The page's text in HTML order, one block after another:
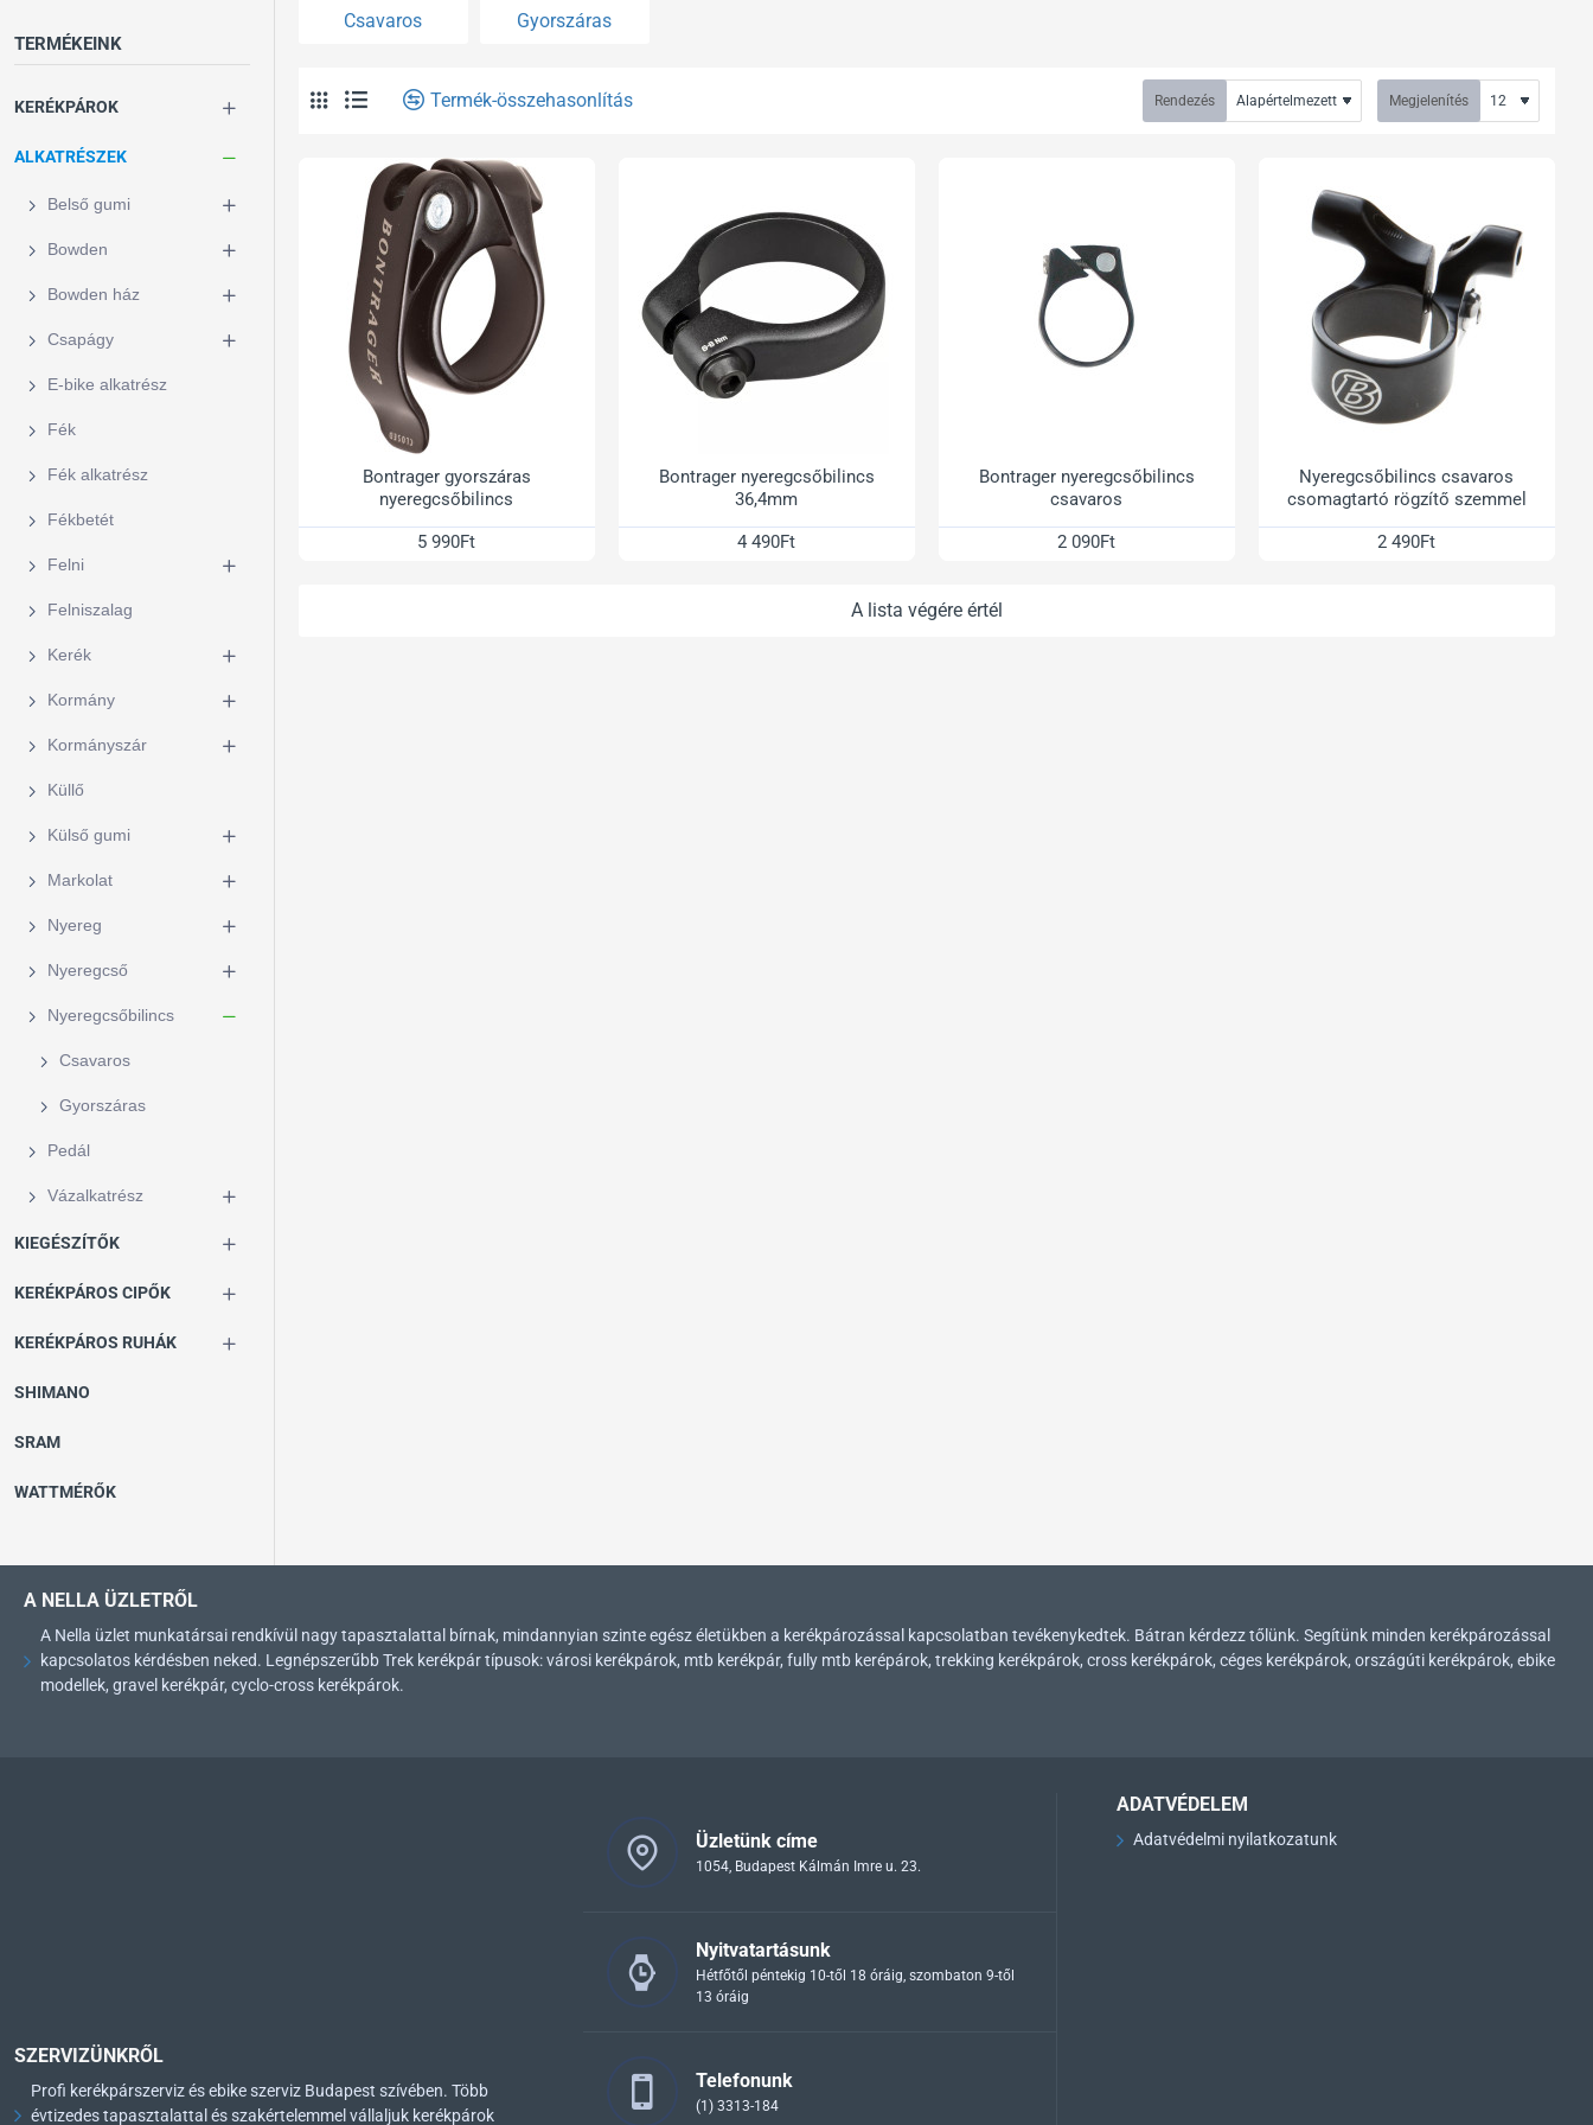
TERMÉKEINK
KERÉKPÁROK
ALKATRÉSZEK
Belső gumi
Bowden
Bowden ház
Csapágy
E-bike alkatrész
Fék
Fék alkatrész
Fékbetét
Felni
Felniszalag
Kerék
Kormány
Kormányszár
Küllő
Külső gumi
Markolat
Nyereg
Nyeregcső
Nyeregcsőbilincs
Csavaros
Gyorszáras
Pedál
Vázalkatrész
KIEGÉSZÍTŐK
KERÉKPÁROS CIPŐK
KERÉKPÁROS RUHÁK
SHIMANO
SRAM
WATTMÉRŐK
Csavaros Gyorszáras
Termék-összehasonlítás Rendezés Megjelenítés
Bontrager gyorszáras
nyeregcsőbilincs
5 990Ft
Bontrager nyeregcsőbilincs
36,4mm
4 490Ft
Bontrager nyeregcsőbilincs
csavaros
2 090Ft
Nyeregcsőbilincs csavaros
csomagtartó rögzítő szemmel
2 490Ft
A lista végére értél
A NELLA ÜZLETRŐL
A Nella üzlet munkatársai rendkívül nagy tapasztalattal bírnak, mindannyian szinte egész életükben a kerékpározással kapcsolatban tevékenykedtek. Bátran kérdezz tőlünk. Segítünk minden kerékpározással
kapcsolatos kérdésben neked. Legnépszerűbb Trek kerékpár típusok: városi kerékpárok, mtb kerékpár, fully mtb kerépárok, trekking kerékpárok, cross kerékpárok, céges kerékpárok, országúti kerékpárok, ebike
modellek, gravel kerékpár, cyclo-cross kerékpárok.
SZERVIZÜNKRŐL
Profi kerékpárszerviz és ebike szerviz Budapest szívében. Több
évtizedes tapasztalattal és szakértelemmel vállaljuk kerékpárok
Üzletünk címe
1054, Budapest Kálmán Imre u. 23.
Nyitvatartásunk
Hétfőtől péntekig 10-től 18 óráig, szombaton 9-től
13 óráig
Telefonunk
(1) 3313-184
ADATVÉDELEM
Adatvédelmi nyilatkozatunk